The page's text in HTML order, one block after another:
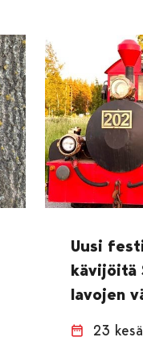
Uusi
kävijöitä
lavojen
23